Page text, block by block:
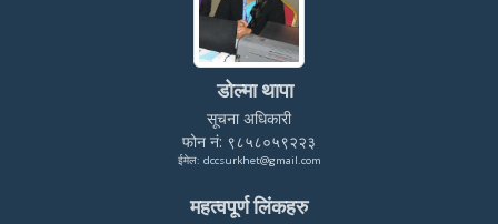
डोल्मा थापा
सूचना अधिकारी
फोन नं: ९८५८०५९२२३
ईमेल: dccsurkhet@gmail.com
महत्वपूर्ण लिंकहरु